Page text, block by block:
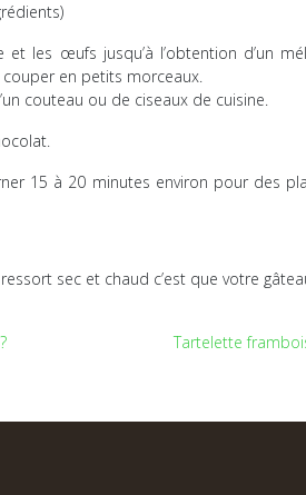
les œufs jusqu’à l’obtention d’un
en petits morceaux.
couteau ou de ciseaux de cuisine.
15 à 20 minutes environ pour des
sec et chaud c’est que votre
Tartelette